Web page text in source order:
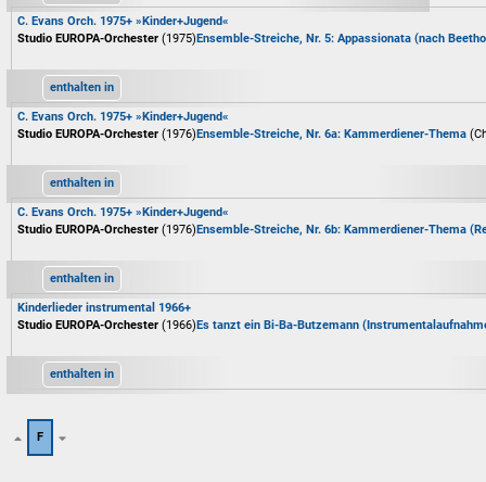
C. Evans Orch. 1975+ »Kinder+Jugend«
Studio EUROPA-Orchester (1975)Ensemble-Streiche, Nr. 5: Appassionata (nach
enthalten in
C. Evans Orch. 1975+ »Kinder+Jugend«
Studio EUROPA-Orchester (1976)Ensemble-Streiche, Nr. 6a: Kammerdiener-Thema
enthalten in
C. Evans Orch. 1975+ »Kinder+Jugend«
Studio EUROPA-Orchester (1976)Ensemble-Streiche, Nr. 6b: Kammerdiener-Thema
enthalten in
Kinderlieder instrumental 1966+
Studio EUROPA-Orchester (1966)Es tanzt ein Bi-Ba-Butzemann
enthalten in
F